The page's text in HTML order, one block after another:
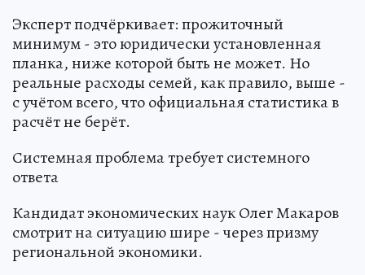
Эксперт подчёркивает: прожиточный
минимум - это юридически установленная
планка, ниже которой быть не может. Но
реальные расходы семей, как правило, выше -
с учётом всего, что официальная статистика в
расчёт не берёт.
Системная проблема требует системного
ответа
Кандидат экономических наук Олег Макаров
смотрит на ситуацию шире - через призму
региональной экономики.